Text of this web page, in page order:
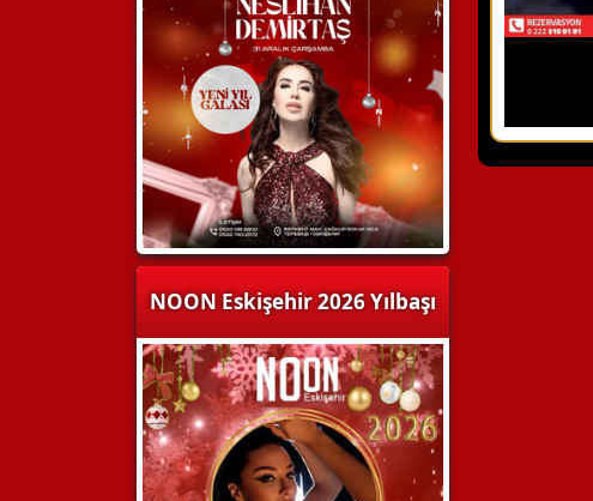
NOON Eskişehir 2026 Yılbaşı